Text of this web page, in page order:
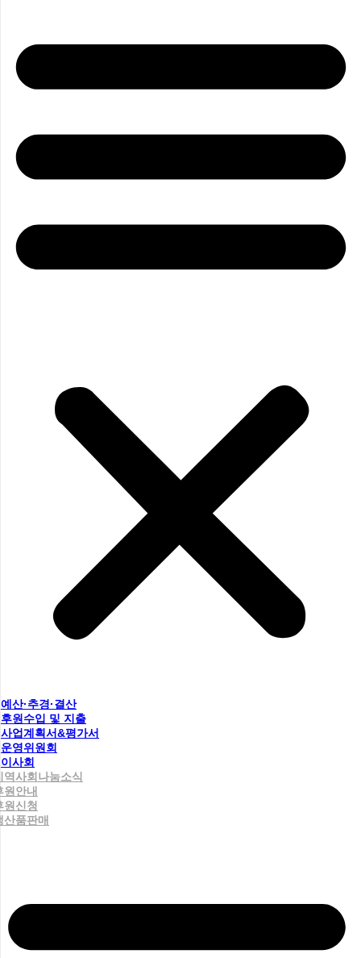
예산·추경·결산
후원수입 및 지출
사업계획서&평가서
운영위원회
이사회
역사회나눔소식
원안내
원신청
산품판매